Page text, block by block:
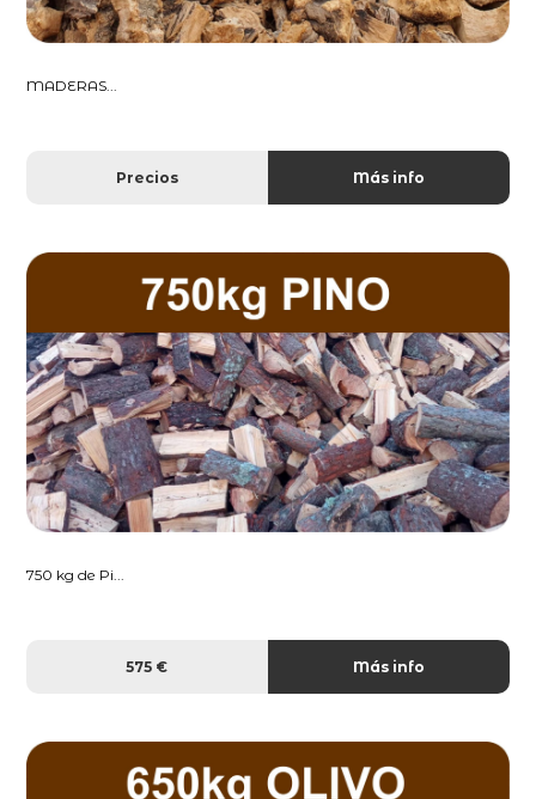
MADERAS...
Precios Más info
750 kg de Pi...
575 € Más info